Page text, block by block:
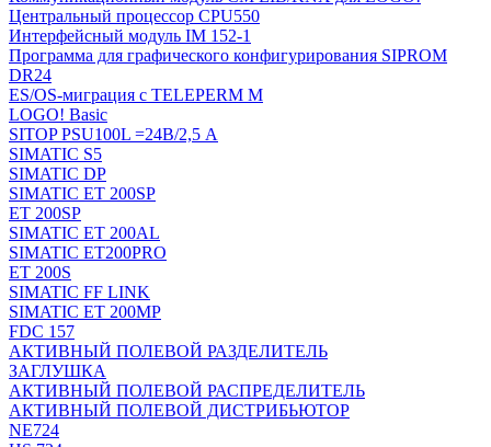
Центральный процессор CPU550
Интерфейсный модуль IM 152-1
Программа для графического конфигурирования SIPROM
DR24
ES/OS-миграция с TELEPERM M
LOGO! Basic
SITOP PSU100L =24В/2,5 A
SIMATIC S5
SIMATIC DP
SIMATIC ET 200SP
ET 200SP
SIMATIC ET 200AL
SIMATIC ET200PRO
ET 200S
SIMATIC FF LINK
SIMATIC ET 200MP
FDC 157
АКТИВНЫЙ ПОЛЕВОЙ РАЗДЕЛИТЕЛЬ
ЗАГЛУШКА
АКТИВНЫЙ ПОЛЕВОЙ РАСПРЕДЕЛИТЕЛЬ
АКТИВНЫЙ ПОЛЕВОЙ ДИСТРИБЬЮТОР
NE724